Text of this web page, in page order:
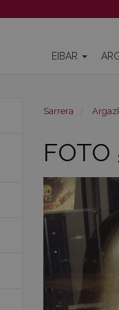
EIBAR
Sarrera
FOTO